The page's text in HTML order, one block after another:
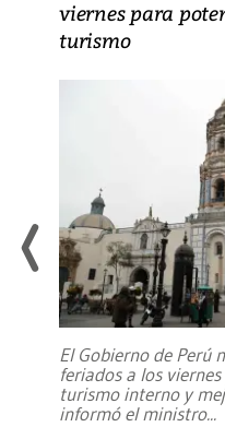
viernes para
turismo
El Gobierno de Perú
feriados a los
turismo interno y
informó el ministro...